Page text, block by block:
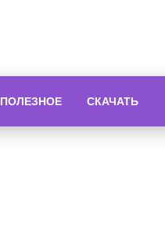
ПОЛЕЗНОЕ СКАЧАТЬ